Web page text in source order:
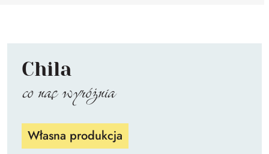
Chila
co nas wyróżnia
Własna produkcja